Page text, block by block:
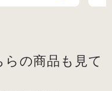
の商品も見て